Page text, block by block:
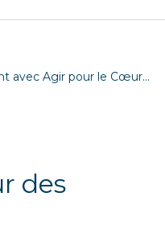
avec Agir pour le Cœur…
des